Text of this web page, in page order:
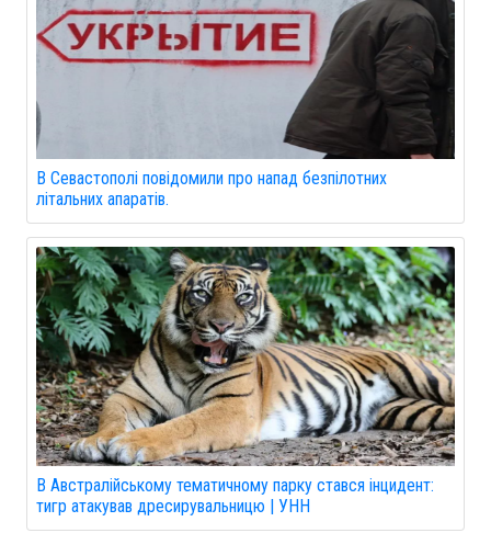
В Севастополі повідомили про напад безпілотних
літальних апаратів.
В Австралійському тематичному парку стався інцидент:
тигр атакував дресирувальницю | УНН